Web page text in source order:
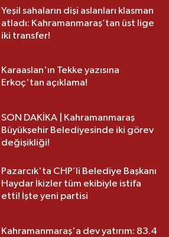
Yeşil sahaların dişi aslanları klasman
atladı: Kahramanmaraş’tan üst lige
iki transfer!
Karaaslan'ın Tekke yazısına
Erkoç'tan açıklama!
SON DAKİKA | Kahramanmaraş
Büyükşehir Belediyesinde iki görev
değişikliği!
Pazarcık'ta CHP’li Belediye Başkanı
Haydar İkizler tüm ekibiyle istifa
etti! İşte yeni partisi
Kahramanmaraş'a dev yatırım: 83.4